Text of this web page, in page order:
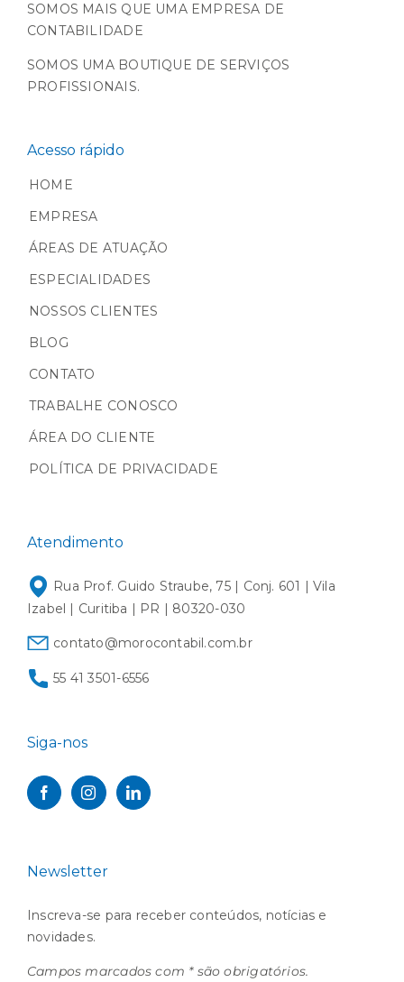
SOMOS MAIS QUE UMA EMPRESA DE
CONTABILIDADE
SOMOS UMA BOUTIQUE DE SERVIÇOS
PROFISSIONAIS.
Acesso rápido
HOME
EMPRESA
ÁREAS DE ATUAÇÃO
ESPECIALIDADES
NOSSOS CLIENTES
BLOG
CONTATO
TRABALHE CONOSCO
ÁREA DO CLIENTE
POLÍTICA DE PRIVACIDADE
Atendimento
Rua Prof. Guido Straube, 75 | Conj. 601 | Vila
Izabel | Curitiba | PR | 80320-030
contato@morocontabil.com.br
55 41 3501-6556
Siga-nos
Newsletter
Inscreva-se para receber conteúdos, notícias e
novidades.
Campos marcados com * são obrigatórios.